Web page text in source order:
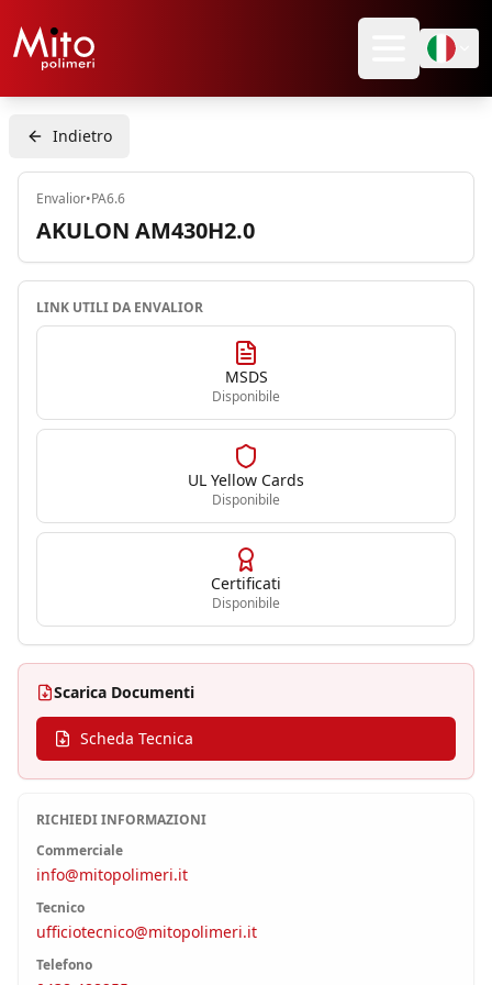
Indietro
Envalior•PA6.6
AKULON AM430H2.0
LINK UTILI DA ENVALIOR
MSDS
Disponibile
UL Yellow Cards
Disponibile
Certificati
Disponibile
Scarica Documenti
Scheda Tecnica
RICHIEDI INFORMAZIONI
Commerciale
info@mitopolimeri.it
Tecnico
ufficiotecnico@mitopolimeri.it
Telefono